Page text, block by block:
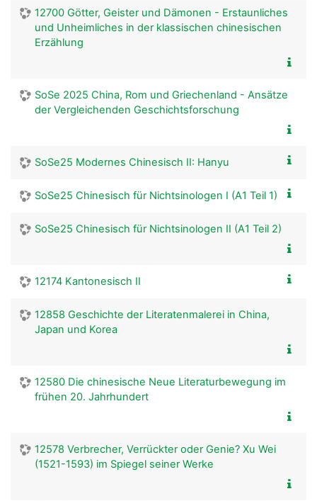
12700 Götter, Geister und Dämonen - Erstaunliches
und Unheimliches in der klassischen chinesischen
Erzählung
SoSe 2025 China, Rom und Griechenland - Ansätze
der Vergleichenden Geschichtsforschung
SoSe25 Modernes Chinesisch II: Hanyu
SoSe25 Chinesisch für Nichtsinologen I (A1 Teil 1)
SoSe25 Chinesisch für Nichtsinologen II (A1 Teil 2)
12174 Kantonesisch II
12858 Geschichte der Literatenmalerei in China,
Japan und Korea
12580 Die chinesische Neue Literaturbewegung im
frühen 20. Jahrhundert
12578 Verbrecher, Verrückter oder Genie? Xu Wei
(1521-1593) im Spiegel seiner Werke